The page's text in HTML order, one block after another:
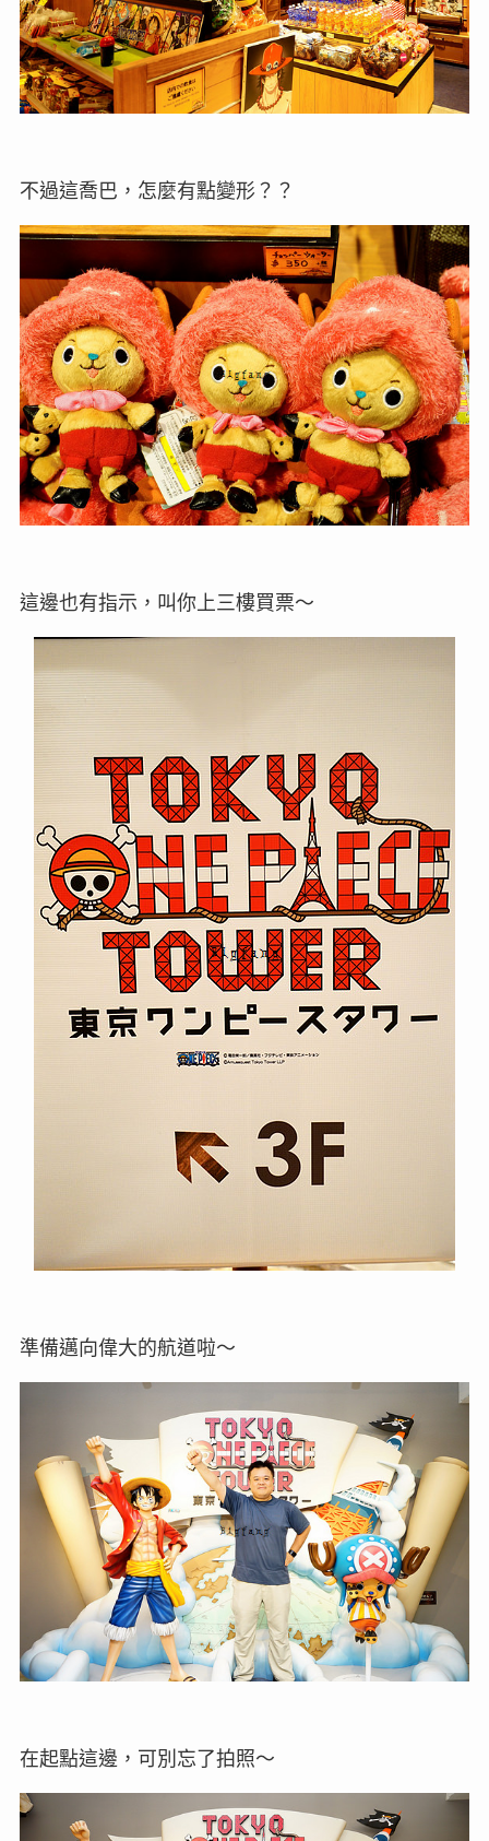
不過這喬巴，怎麼有點變形？？
這邊也有指示，叫你上三樓買票～
準備邁向偉大的航道啦～
在起點這邊，可別忘了拍照～